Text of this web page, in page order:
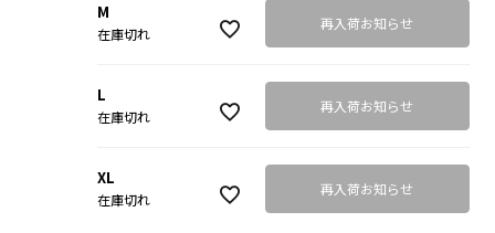
M
在庫切れ
再入荷お知らせ
L
在庫切れ
再入荷お知らせ
XL
在庫切れ
再入荷お知らせ